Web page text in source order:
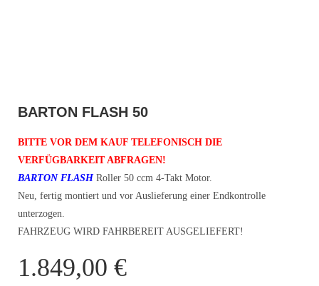
BARTON FLASH 50
BITTE VOR DEM KAUF TELEFONISCH DIE
VERFÜGBARKEIT ABFRAGEN!
BARTON FLASHRoller 50 ccm 4-Takt Motor.
Neu, fertig montiert und vor Auslieferung einer Endkontrolle
unterzogen.
FAHRZEUG WIRD FAHRBEREIT AUSGELIEFERT!
1.849,00 €